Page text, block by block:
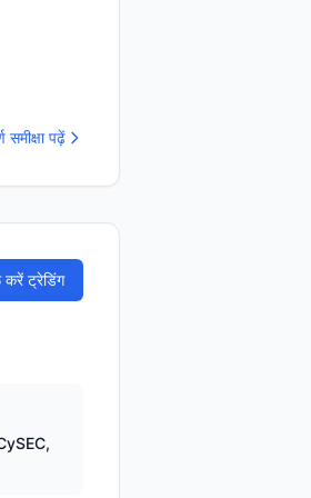
समीक्षा पढ़ें
ट्रेडिंग